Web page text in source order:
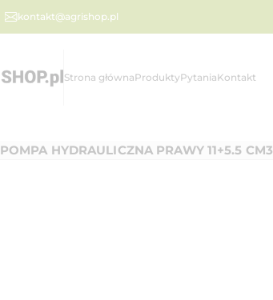
kontakt@agrishop.pl
Strona głównaProduktyPytaniaKontakt
POMPA HYDRAULICZNA PRAWY 11+5.5 CM3